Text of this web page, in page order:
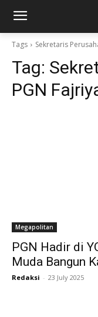
Tags Sekretaris
Tag:
PGN
Megapolitan
PGN Hadir di
Muda Bangun
Redaksi - 23 July 2025